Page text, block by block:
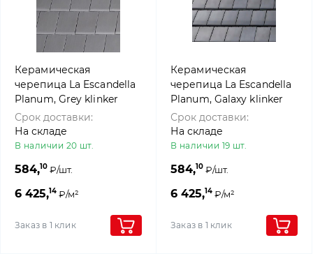
Керамическая
черепица La Escandella
Planum, Grey klinker
Срок доставки:
На складе
В наличии 20 шт.
584,10 ₽/шт.
6 425,14 ₽/м²
Заказ в 1 клик
Керамическая
черепица La Escandella
Planum, Galaxy klinker
Срок доставки:
На складе
В наличии 19 шт.
584,10 ₽/шт.
6 425,14 ₽/м²
Заказ в 1 клик